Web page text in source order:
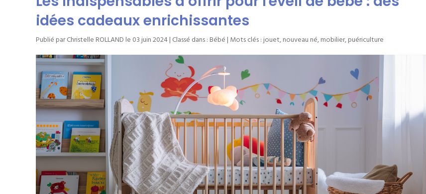
idées cadeaux enrichissantes
Publié par Christelle ROLLAND le 03 juin 2024| Classé dans : Bébé | Mots clés :jouet,nouveau né,mobilier,puériculture